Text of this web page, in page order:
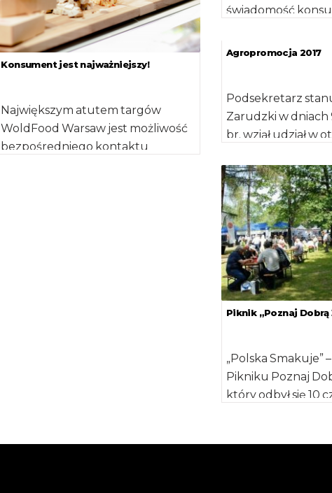
Konsument jest najważniejszy!
Największym atutem targów
WoldFood Warsaw jest możliwość
bezpośredniego kontaktu
świadomość
nieustannie
Agropromocja 2017
Podsekretarz
Zarudzki w dniach
br. wziął udział w
Rolniczej
[…]
Piknik „Poznaj Dobrą
„Polska Smakuje”
Pikniku Poznaj
który odbył się 10